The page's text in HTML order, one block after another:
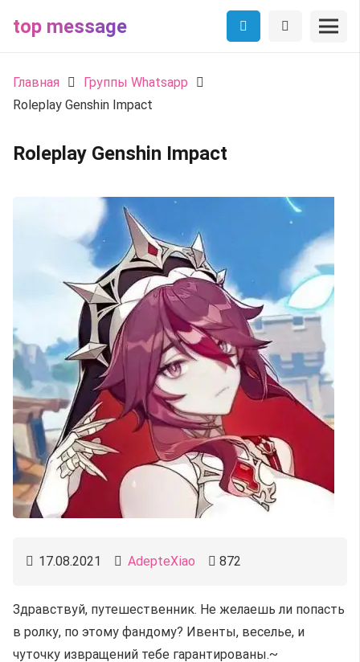
top message
Главная
Группы Whatsapp
Roleplay Genshin Impact
Roleplay Genshin Impact
17.08.2021 AdepteXiao 872
Здравствуй, путешественник. Не желаешь ли попасть
в ролку, по этому фандому? Ивенты, веселье, и
чуточку извращений тебе гарантированы.~